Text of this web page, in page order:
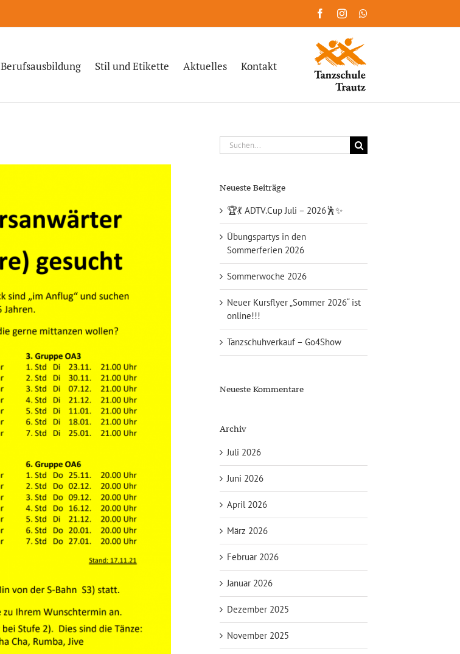
FacebookInstagram
Berufsausbildung Stil und Etikette Aktuelles Kontakt
Suche
nach:
Neueste Beiträge
🏆💃 ADTV.Cup Juli – 2026🕺✨
Übungspartys in den
Sommerferien 2026
Sommerwoche 2026
Neuer Kursflyer „Sommer 2026“ ist
online!!!
Tanzschuhverkauf – Go4Show
Neueste Kommentare
Archiv
Juli 2026
Juni 2026
April 2026
März 2026
Februar 2026
Januar 2026
Dezember 2025
November 2025